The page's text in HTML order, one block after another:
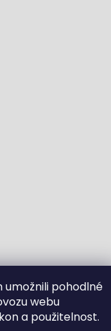
umožnili pohodlné
webu
a použitelnost.
)
práva vyhrazena.